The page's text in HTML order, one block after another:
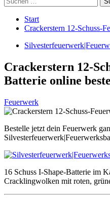
nach:
Start
Crackerstern 12-Schuss-
Crackerstern 12-
Batterie online
Feuerwerk
Bestelle jetzt dein Feuerwerk
16 Schuss I-Shape-Batterie im
Cracklingwolken mit roten,